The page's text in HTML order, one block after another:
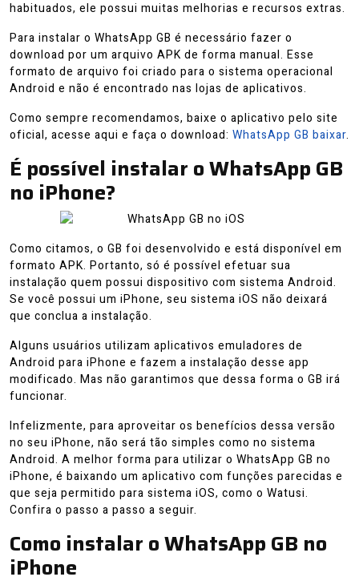
habituados, ele possui muitas melhorias e recursos extras.
Para instalar o WhatsApp GB é necessário fazer o
download por um arquivo APK de forma manual. Esse
formato de arquivo foi criado para o sistema operacional
Android e não é encontrado nas lojas de aplicativos.
Como sempre recomendamos, baixe o aplicativo pelo site
oficial, acesse aqui e faça o download: WhatsApp GB baixar.
É possível instalar o WhatsApp GB
no iPhone?
Como citamos, o GB foi desenvolvido e está disponível em
formato APK. Portanto, só é possível efetuar sua
instalação quem possui dispositivo com sistema Android.
Se você possui um iPhone, seu sistema iOS não deixará
que conclua a instalação.
Alguns usuários utilizam aplicativos emuladores de
Android para iPhone e fazem a instalação desse app
modificado. Mas não garantimos que dessa forma o GB irá
funcionar.
Infelizmente, para aproveitar os benefícios dessa versão
no seu iPhone, não será tão simples como no sistema
Android. A melhor forma para utilizar o WhatsApp GB no
iPhone, é baixando um aplicativo com funções parecidas e
que seja permitido para sistema iOS, como o Watusi.
Confira o passo a passo a seguir.
Como instalar o WhatsApp GB no
iPhone